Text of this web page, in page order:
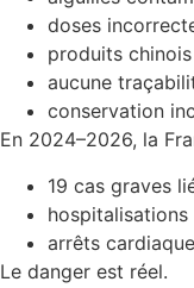
doses
produits
aucune
conservation
En 2024–2026, la
19 cas graves
arrêts
Le danger est réel.